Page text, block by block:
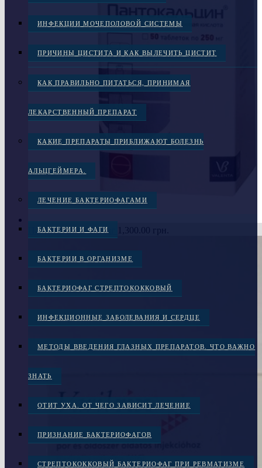
ИНФЕКЦИИ МОЧЕПОЛОВОЙ СИСТЕМЫ
ПРИЧИНЫ ЦИСТИТА И КАК ВЫЛЕЧИТЬ ЦИСТИТ
КАК ПРАВИЛЬНО ПИТАТЬСЯ, ПРИНИМАЯ
ЛЕКАРСТВЕННЫЙ ПРЕПАРАТ
КАКИЕ ПРЕПАРАТЫ ПРИБЛИЖАЮТ БОЛЕЗНЬ
АЛЬЦГЕЙМЕРА.
ЛЕЧЕНИЕ БАКТЕРИОФАГАМИ
БАКТЕРИИ И ФАГИ
БАКТЕРИИ В ОРГАНИЗМЕ
БАКТЕРИОФАГ СТРЕПТОКОККОВЫЙ
ИНФЕКЦИОННЫЕ ЗАБОЛЕВАНИЯ И СЕРДЦЕ
МЕТОДЫ ВВЕДЕНИЯ ГЛАЗНЫХ ПРЕПАРАТОВ. ЧТО ВАЖНО
ЗНАТЬ
ОТИТ УХА. ОТ ЧЕГО ЗАВИСИТ ЛЕЧЕНИЕ
ПРИЗНАНИЕ БАКТЕРИОФАГОВ
СТРЕПТОКОККОВЫЙ БАКТЕРИОФАГ ПРИ РЕВМАТИЗМЕ
Пантокальцин 250 мг 1,300.00 грн.